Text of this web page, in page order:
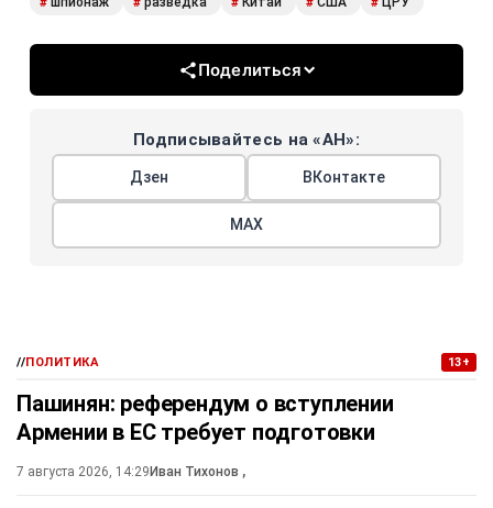
Поделиться
Подписывайтесь на «АН»:
Дзен ВКонтакте
МАХ
//ПОЛИТИКА 13+
Пашинян: референдум о вступлении
Армении в ЕС требует подготовки
7 августа 2026, 14:29 Иван Тихонов ,